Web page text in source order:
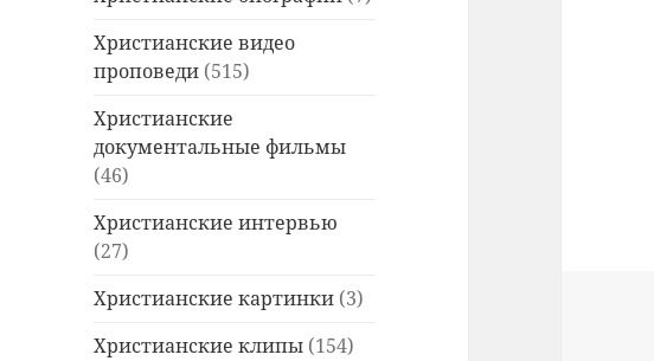
Христианские видео
проповеди (515)
Христианские
документальные фильмы
(46)
Христианские интервью
(27)
Христианские картинки (3)
Христианские клипы (154)